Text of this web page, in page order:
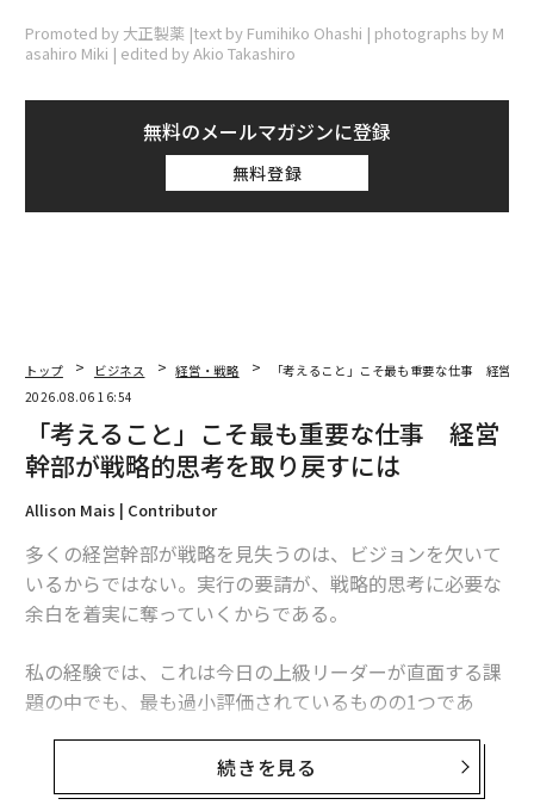
Promoted by 大正製薬 |text by Fumihiko Ohashi | photographs by M
asahiro Miki | edited by Akio Takashiro
無料のメールマガジンに登録
無料登録
トップ ビジネス 経営・戦略
「考えること」こそ最も重要な仕事 経営幹
2026.08.06 16:54
「考えること」こそ最も重要な仕事 経営
幹部が戦略的思考を取り戻すには
Allison Mais | Contributor
多くの経営幹部が戦略を見失うのは、ビジョンを欠いて
いるからではない。実行の要請が、戦略的思考に必要な
余白を着実に奪っていくからである。
私の経験では、これは今日の上級リーダーが直面する課
題の中でも、最も過小評価されているものの1つであ
向けリトリートが不足していることではない。問題は、
多くのリーダーが、緊急性が内省を常に上回る環境で仕
続きを見る